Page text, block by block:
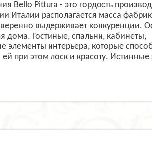
Bello Pittura - это гордость
Италии располагается масса
выдерживает конкуренции.
дома. Гостиные, спальни, кабинеты,
элементы интерьера, которые
при этом лоск и красоту. Истинные